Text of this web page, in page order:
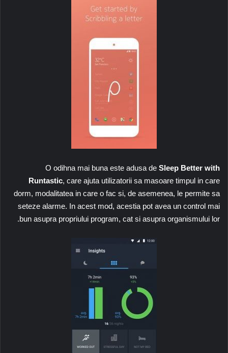
O odihna mai buna este adusa de Sleep Better with
Runtastic, care ajuta utilizatorii sa masoare timpul in care
dorm, modalitatea in care o fac si, de asemenea, le permite sa
seteze alarme. In acest mod, acestia pot avea un control mai
bun asupra propriului program, cat si asupra organismului lor.